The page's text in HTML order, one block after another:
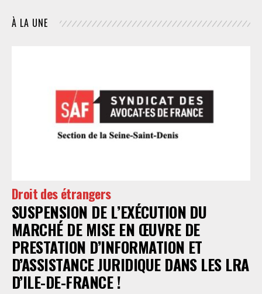
À LA UNE
Droit des étrangers
SUSPENSION DE L’EXÉCUTION DU
MARCHÉ DE MISE EN ŒUVRE DE
PRESTATION D’INFORMATION ET
D’ASSISTANCE JURIDIQUE DANS LES LRA
D’ILE-DE-FRANCE !